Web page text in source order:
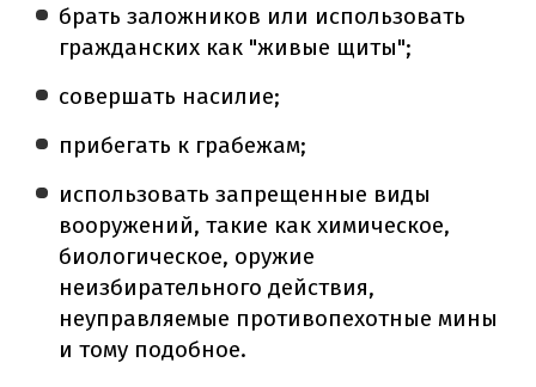
брать заложников или использовать
гражданских как "живые щиты";
совершать насилие;
прибегать к грабежам;
использовать запрещенные виды
вооружений, такие как химическое,
биологическое, оружие
неизбирательного действия,
неуправляемые противопехотные мины
и тому подобное.